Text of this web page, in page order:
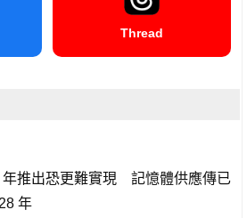
Thread
年推出恐更難實現 記憶體供應傳已
年